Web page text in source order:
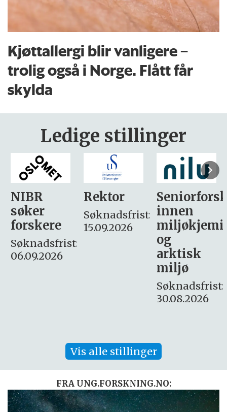
Kjøttallergi blir vanligere –
trolig også i Norge. Flått får
skylda
Ledige stillinger
Rektor
Søknadsfrist:
15.09.2026
Seniorforsker
innen
miljøkjemi
søker
– fast
Søknadsfrist:
16. august.
Vis alle stillinger
FRA UNG.FORSKNING.NO: